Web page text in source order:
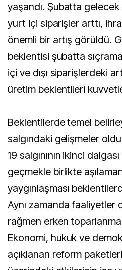
yaşandı. Şubatta gelecek
yurt içi siparişler arttı,
önemli bir artış görüldü.
beklentisi şubatta
içi ve dışı siparişlerdeki
üretim beklentileri
Beklentilerde temel
salgındaki gelişmeler
19 salgınının ikinci
geçmekle birlikte
yaygınlaşması
Aynı zamanda faaliyetler
rağmen erken
Ekonomi, hukuk ve
açıklanan reform